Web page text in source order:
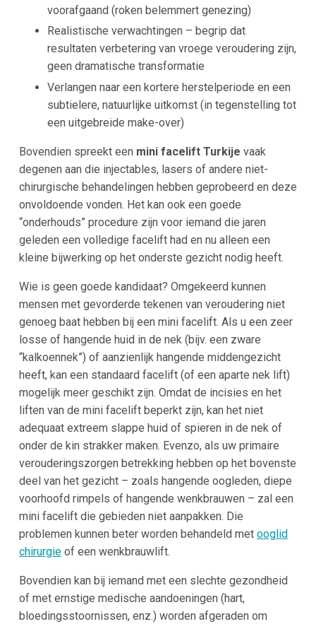
voorafgaand (roken belemmert genezing)
Realistische verwachtingen – begrip dat
resultaten verbetering van vroege veroudering zijn,
geen dramatische transformatie​
Verlangen naar een kortere herstelperiode en een
subtielere, natuurlijke uitkomst (in tegenstelling tot
een uitgebreide make-over)​
Bovendien spreekt een mini facelift Turkije vaak
degenen aan die injectables, lasers of andere niet-
chirurgische behandelingen hebben geprobeerd en deze
onvoldoende vonden. Het kan ook een goede
“onderhouds” procedure zijn voor iemand die jaren
geleden een volledige facelift had en nu alleen een
kleine bijwerking op het onderste gezicht nodig heeft​.
Wie is geen goede kandidaat? Omgekeerd kunnen
mensen met gevorderde tekenen van veroudering niet
genoeg baat hebben bij een mini facelift. Als u een zeer
losse of hangende huid in de nek (bijv. een zware
“kalkoennek”) of aanzienlijk hangende middengezicht
heeft, kan een standaard facelift (of een aparte nek lift)
mogelijk meer geschikt zijn. Omdat de incisies en het
liften van de mini facelift beperkt zijn, kan het niet
adequaat extreem slappe huid of spieren in de nek of
onder de kin strakker maken​. Evenzo, als uw primaire
verouderingszorgen betrekking hebben op het bovenste
deel van het gezicht – zoals hangende oogleden, diepe
voorhoofd rimpels of hangende wenkbrauwen – zal een
mini facelift die gebieden niet aanpakken​. Die
problemen kunnen beter worden behandeld met ooglid
chirurgieof een wenkbrauwlift. ​
Bovendien kan bij iemand met een slechte gezondheid
of met ernstige medische aandoeningen (hart,
bloedingsstoornissen, enz.) worden afgeraden om